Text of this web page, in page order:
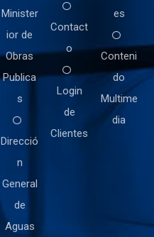
Minister
ior de
Obras
Publica
s
Direcció
n
General
de
Aguas
Contact
o
Login
de
Clientes
es
Conteni
do
Multime
dia